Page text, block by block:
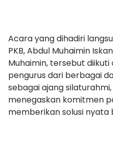
Acara yang dihadiri
PKB, Abdul Muhaimin
Muhaimin, tersebut
pengurus dari berbagai
sebagai ajang
menegaskan komitmen
memberikan solusi nyata